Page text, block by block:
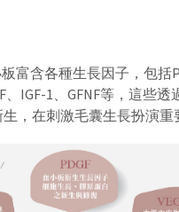
富含各種生長因子，包括
、IGF-1、GFNF等，這些透
，在刺激毛囊生長扮演重